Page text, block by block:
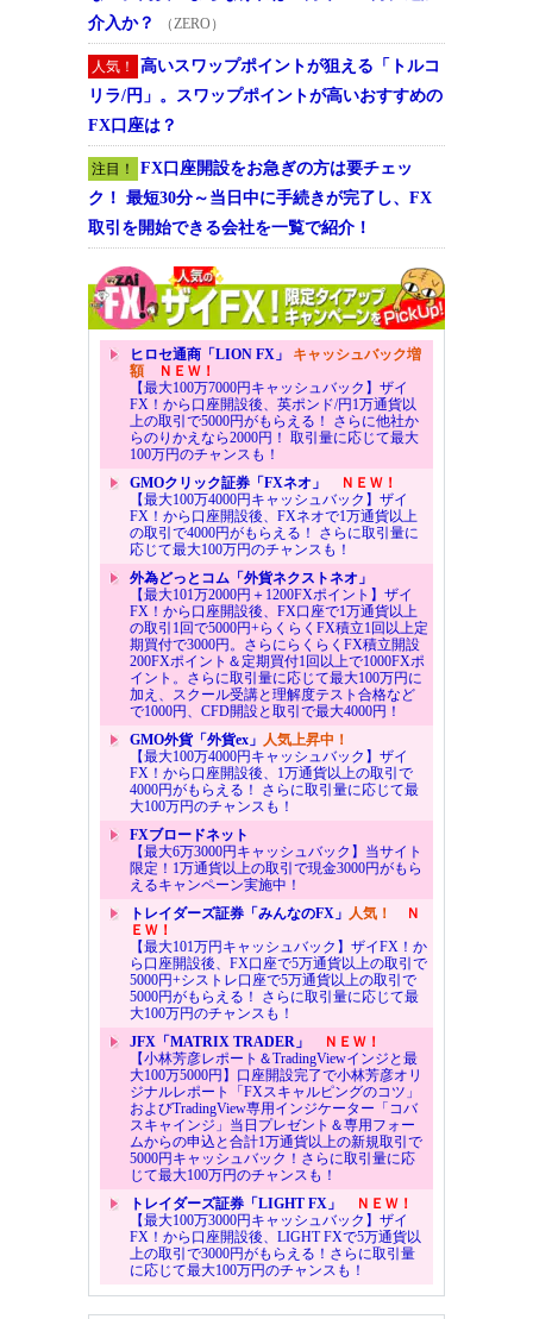
介入か？
（ZERO）
人気！
高いスワップポイントが狙える「トルコ
リラ/円」。スワップポイントが高いおすすめの
FX口座は？
注目！
FX口座開設をお急ぎの方は要チェッ
ク！ 最短30分～当日中に手続きが完了し、FX
取引を開始できる会社を一覧で紹介！
ヒロセ通商「LION FX」 キャッシュバック増
額ＮＥＷ！
【最大100万7000円キャッシュバック】ザイ
FX！から口座開設後、英ポンド/円1万通貨以
上の取引で5000円がもらえる！ さらに他社か
らのりかえなら2000円！ 取引量に応じて最大
100万円のチャンスも！
GMOクリック証券「FXネオ」
ＮＥＷ！
【最大100万4000円キャッシュバック】ザイ
FX！から口座開設後、FXネオで1万通貨以上
の取引で4000円がもらえる！ さらに取引量に
応じて最大100万円のチャンスも！
外為どっとコム「外貨ネクストネオ」
【最大101万2000円＋1200FXポイント】ザイ
FX！から口座開設後、FX口座で1万通貨以上
の取引1回で5000円+らくらくFX積立1回以上定
期買付で3000円。さらにらくらくFX積立開設
200FXポイント＆定期買付1回以上で1000FXポ
イント。さらに取引量に応じて最大100万円に
加え、スクール受講と理解度テスト合格など
で1000円、CFD開設と取引で最大4000円！
GMO外貨「外貨ex」 人気上昇中！
【最大100万4000円キャッシュバック】ザイ
FX！から口座開設後、1万通貨以上の取引で
4000円がもらえる！ さらに取引量に応じて最
大100万円のチャンスも！
FXブロードネット
【最大6万3000円キャッシュバック】当サイト
限定！1万通貨以上の取引で現金3000円がもら
えるキャンペーン実施中！
トレイダーズ証券「みんなのFX」 人気！
Ｎ
ＥＷ！
【最大101万円キャッシュバック】ザイFX！か
ら口座開設後、FX口座で5万通貨以上の取引で
5000円+シストレ口座で5万通貨以上の取引で
5000円がもらえる！ さらに取引量に応じて最
大100万円のチャンスも！
JFX「MATRIX TRADER」
ＮＥＷ！
【小林芳彦レポート＆TradingViewインジと最
大100万5000円】口座開設完了で小林芳彦オリ
ジナルレポート「FXスキャルピングのコツ」
およびTradingView専用インジケーター「コバ
スキャインジ」当日プレゼント＆専用フォー
ムからの申込と合計1万通貨以上の新規取引で
5000円キャッシュバック！さらに取引量に応
じて最大100万円のチャンスも！
トレイダーズ証券「LIGHT FX」
ＮＥＷ！
【最大100万3000円キャッシュバック】ザイ
FX！から口座開設後、LIGHT FXで5万通貨以
上の取引で3000円がもらえる！さらに取引量
に応じて最大100万円のチャンスも！